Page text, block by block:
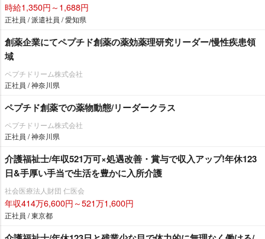
時給1,350円～1,688円
正社員 / 派遣社員 / 愛知県
創薬企業にてペプチド創薬の薬効薬理研究リーダー/慢性疾患領
域
ペプチドリーム株式会社
正社員 / 神奈川県
ペプチド創薬での薬物動態/リーダークラス
ペプチドリーム株式会社
正社員 / 神奈川県
介護福祉士/年収521万可×処遇改善・賞与で収入アップ!年休123
日&手厚い手当で生活を豊かに入所介護
社会医療法人財団 仁医会
年収414万6,600円～521万1,600円
正社員 / 東京都